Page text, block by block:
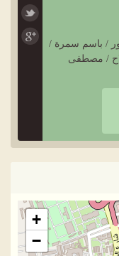
/ باسم سمرة /
/ مصطفى
+
−